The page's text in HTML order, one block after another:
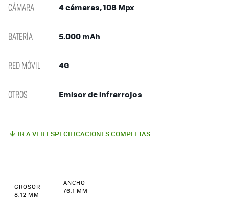
CÁMARA 4 cámaras, 108 Mpx
BATERÍA 5.000 mAh
RED MÓVIL 4G
OTROS Emisor de infrarrojos
IR A VER ESPECIFICACIONES COMPLETAS
GROSOR
8,12 MM
ANCHO
76,1 MM